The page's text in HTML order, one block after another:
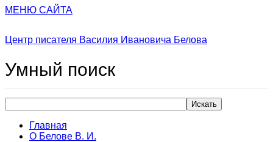
МЕНЮ САЙТА
Центр писателя Василия Ивановича Белова
Умный поиск
Искать
Главная
О Белове В. И.